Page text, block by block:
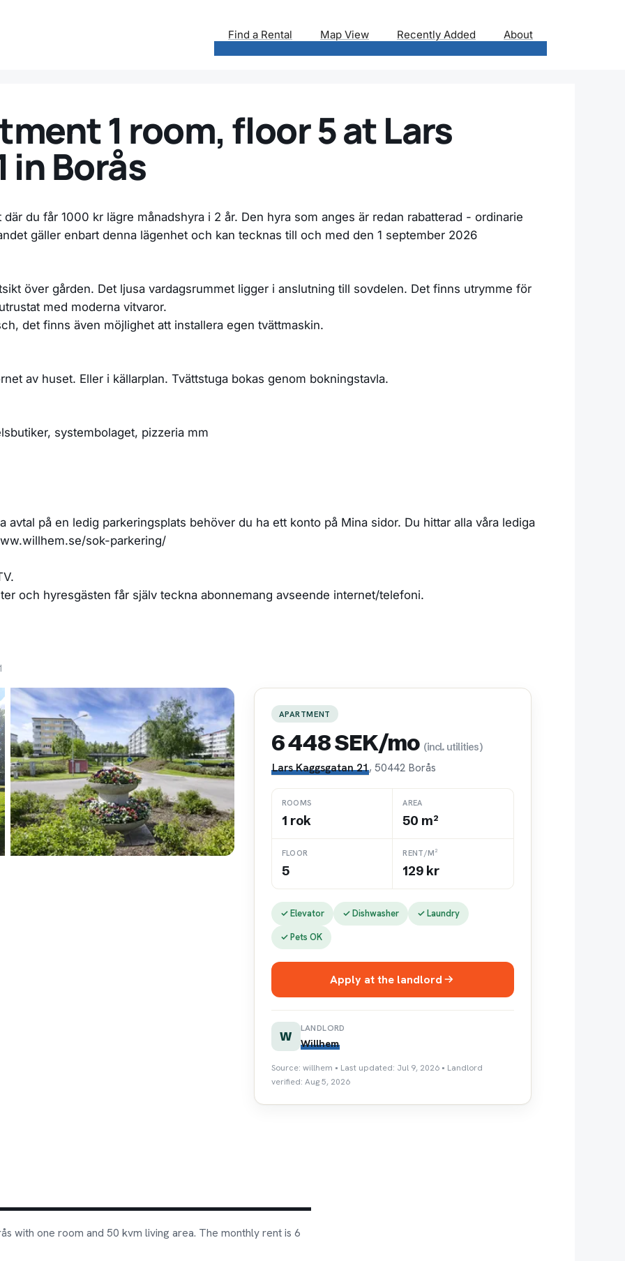
Find a Rental Map View Recently Added About
1 room, floor 5 at Lars
in Borås
du får 1000 kr lägre månadshyra i 2 år. Den hyra som anges är redan rabatterad - ordinarie
gäller enbart denna lägenhet och kan tecknas till och med den 1 september 2026
över gården. Det ljusa vardagsrummet ligger i anslutning till sovdelen. Det finns utrymme för
med moderna vitvaror.
det finns även möjlighet att installera egen tvättmaskin.
av huset. Eller i källarplan. Tvättstuga bokas genom bokningstavla.
systembolaget, pizzeria mm
avtal på en ledig parkeringsplats behöver du ha ett konto på Mina sidor. Du hittar alla våra lediga
sok-parkering/
och hyresgästen får själv teckna abonnemang avseende internet/telefoni.
APARTMENT
6 448 SEK/mo (incl. utilities)
Lars Kaggsgatan 21, 50442 Borås
ROOMS
1 rok
AREA
50 m²
FLOOR
5
RENT/M²
129 kr
✓ Elevator ✓ Dishwasher
✓ Laundry
✓ Pets OK
Apply at the landlord
W
LANDLORD
Willhem
Source: willhem • Last updated: Jul 9, 2026 • Landlord
verified: Aug 5, 2026
with one room and 50 kvm living area. The monthly rent is 6